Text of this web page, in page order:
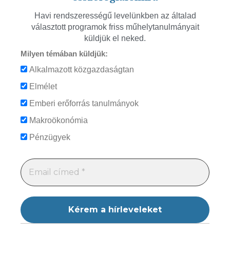
Havi rendszerességű levelünkben az általad
választott programok friss műhelytanulmányait
küldjük el neked.
Milyen témában küldjük:
Alkalmazott közgazdaságtan
Elmélet
Emberi erőforrás tanulmányok
Makroökonómia
Pénzügyek